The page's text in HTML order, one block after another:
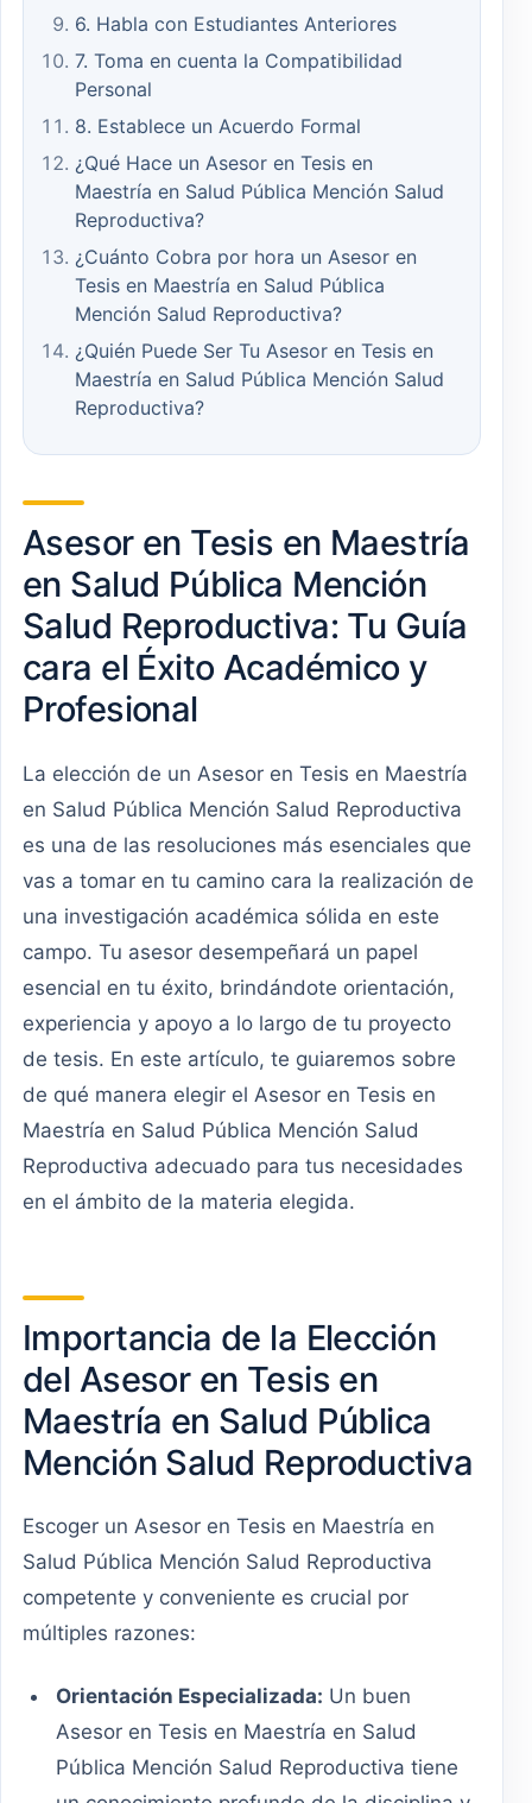
6. Habla con Estudiantes Anteriores
7. Toma en cuenta la Compatibilidad
Personal
8. Establece un Acuerdo Formal
¿Qué Hace un Asesor en Tesis en
Maestría en Salud Pública Mención Salud
Reproductiva?
¿Cuánto Cobra por hora un Asesor en
Tesis en Maestría en Salud Pública
Mención Salud Reproductiva?
¿Quién Puede Ser Tu Asesor en Tesis en
Maestría en Salud Pública Mención Salud
Reproductiva?
Asesor en Tesis en Maestría
en Salud Pública Mención
Salud Reproductiva: Tu Guía
cara el Éxito Académico y
Profesional
La elección de un Asesor en Tesis en Maestría
en Salud Pública Mención Salud Reproductiva
es una de las resoluciones más esenciales que
vas a tomar en tu camino cara la realización de
una investigación académica sólida en este
campo. Tu asesor desempeñará un papel
esencial en tu éxito, brindándote orientación,
experiencia y apoyo a lo largo de tu proyecto
de tesis. En este artículo, te guiaremos sobre
de qué manera elegir el Asesor en Tesis en
Maestría en Salud Pública Mención Salud
Reproductiva adecuado para tus necesidades
en el ámbito de la materia elegida.
Importancia de la Elección
del Asesor en Tesis en
Maestría en Salud Pública
Mención Salud Reproductiva
Escoger un Asesor en Tesis en Maestría en
Salud Pública Mención Salud Reproductiva
competente y conveniente es crucial por
múltiples razones:
Orientación Especializada: Un buen
Asesor en Tesis en Maestría en Salud
Pública Mención Salud Reproductiva tiene